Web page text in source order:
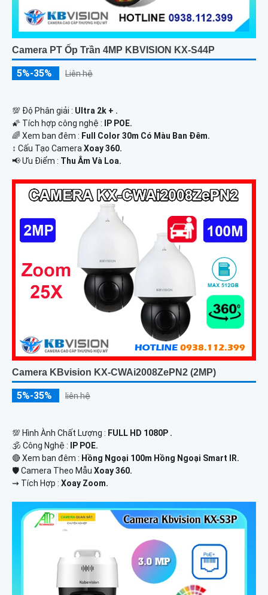
Camera PT Ốp Trần 4MP KBVISION KX-S44P
5%-35% Liên hệ
💯 Độ Phân giải : Ultra 2k + .
🌠 Tích hợp công nghệ :
IP POE.
🌈 Xem ban đêm : Full Color 30m Có Màu Ban Ðêm.
↕️ Cấu Tạo Camera Xoay 360.
️📢 Ưu Điểm : Thu Âm Và Loa.
Camera KBvision KX-CWAi2008ZePN2 (2MP)
5%-35% liên hệ
💯 Hình Ành Chất Lượng : FULL HD 1080P .
🕉️ Công Nghệ :
IP POE.
🔴 Xem ban đêm : Hồng Ngoại 100m Hồng Ngoại Smart IR.
🛡 Camera Theo Mẫu Xoay 360.
️⇝ Tích Hợp : Xoay Zoom.